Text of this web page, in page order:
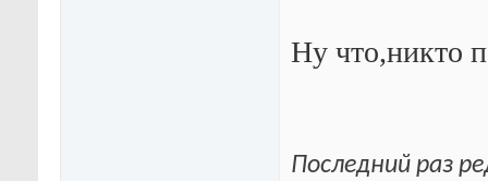
Ну что,никто
Последний раз